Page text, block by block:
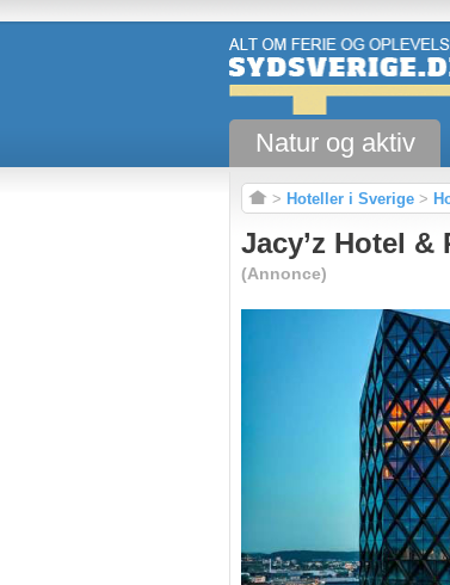
Natur og aktiv
> Hoteller i Sverige >
Jacy’z Hotel
(Annonce)